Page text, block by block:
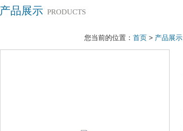
产品展示 PRODUCTS
您当前的位置： 首页 > 产品展示